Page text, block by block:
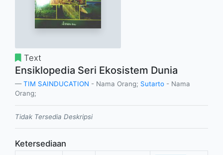
Text
Ensiklopedia Seri Ekosistem Dunia
TIM SAINDUCATION - Nama Orang; Sutarto - Nama
Orang;
Tidak Tersedia Deskripsi
Ketersediaan